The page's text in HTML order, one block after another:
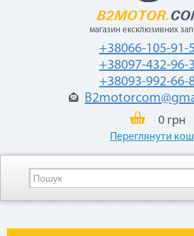
магазин ексклюзивних
+38066-105-91-
+38097-432-96-
+38093-992-66-
0 грн
Переглянути